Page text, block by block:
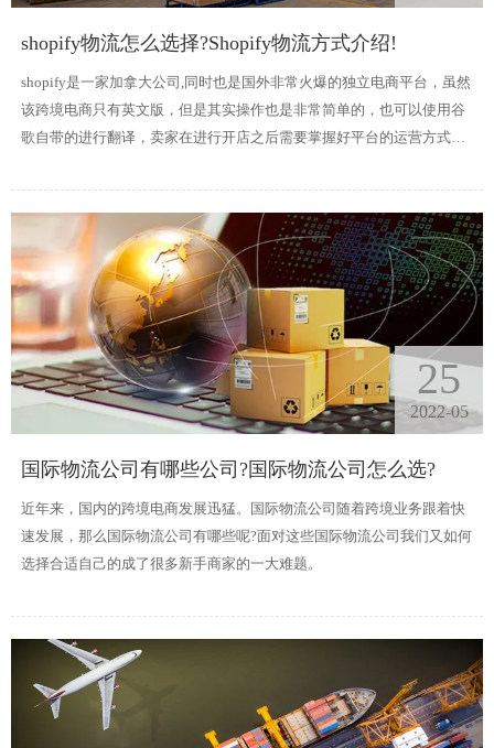
shopify物流怎么选择?Shopify物流方式介绍!
shopify是一家加拿大公司,同时也是国外非常火爆的独立电商平台，虽然
该跨境电商只有英文版，但是其实操作也是非常简单的，也可以使用谷
歌自带的进行翻译，卖家在进行开店之后需要掌握好平台的运营方式以
25
2022-05
国际物流公司有哪些公司?国际物流公司怎么选?
近年来，国内的跨境电商发展迅猛。国际物流公司随着跨境业务跟着快
速发展，那么国际物流公司有哪些呢?面对这些国际物流公司我们又如何
选择合适自己的成了很多新手商家的一大难题。